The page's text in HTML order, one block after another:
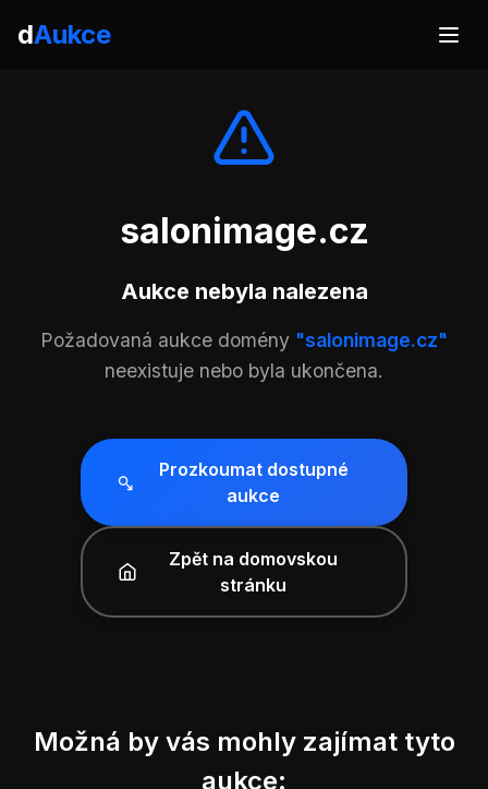
dAukce
salonimage.cz
Aukce nebyla nalezena
Požadovaná aukce domény "salonimage.cz"
neexistuje nebo byla ukončena.
Prozkoumat dostupné
aukce
Zpět na domovskou
stránku
Možná by vás mohly zajímat tyto
aukce: